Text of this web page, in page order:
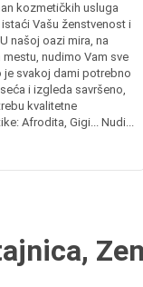
kozmetičkih usluga
istaći Vašu ženstvenost i
našoj oazi mira, na
nudimo Vam sve
je svakoj dami potrebno
i izgleda savršeno,
kvalitetne
Afrodita, Gigi... Nudi...